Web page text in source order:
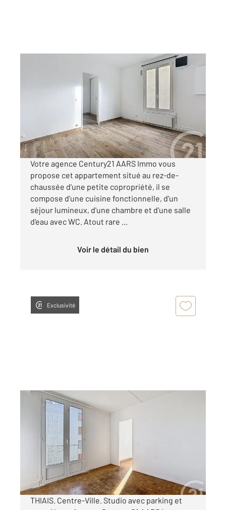
, 2 pièces
Appartement F2 à vendre
134 000 €
Visiter le site dédié
Votre agence Century21 AARS Immo vous
propose cet appartement situé au rez-de-
chaussée d'une petite copropriété, il se
compose d'une cuisine fonctionnelle, d'un
séjour lumineux, d'une chambre et d'une salle
d'eau avec WC. Atout rare ...
Voir le détail du bien
Exclusivité
THIAIS 94
29 m
, 1 pièce
Ref : 27602
Appartement Studio à vendre
119 000 €
Visiter le site dédié
THIAIS. Centre-Ville. Studio avec parking et